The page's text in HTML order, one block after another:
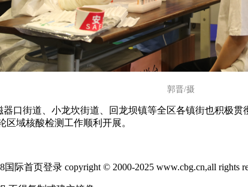
郭晋/摄
口街道、小龙坎街道、回龙坝镇等全区各镇街也积极
区域核酸检测工作顺利开展。
首页登录 copyright © 2000-2025 www.cbg.cn,all rights